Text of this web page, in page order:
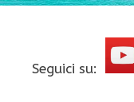
Seguici su: